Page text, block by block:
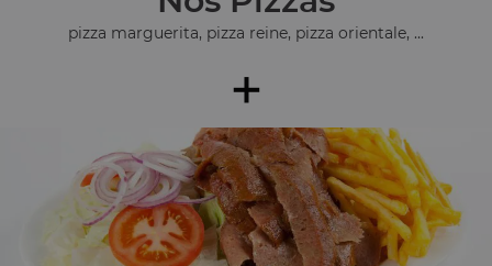
pizza marguerita, pizza reine, pizza orientale, ...
+